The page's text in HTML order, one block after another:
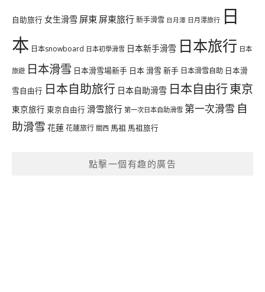
自助旅行 女生滑雪 屏東 屏東旅行新手滑雪 日月潭 日月潭旅行 日
本 日本snowboard 日本初學滑雪 日本新手滑雪 日本旅行 日本
旅遊 日本滑雪 日本滑雪場新手 日本 滑雪 新手 日本滑雪自助 日本滑
雪自由行 日本自助旅行 日本自助滑雪 日本自由行東京
東京旅行 東京自由行 滑雪旅行 第一次日本自助滑雪 第一次滑雪 自
助滑雪 花蓮花蓮旅行 關西 馬祖 馬祖旅行
點擊一個有趣的廣告